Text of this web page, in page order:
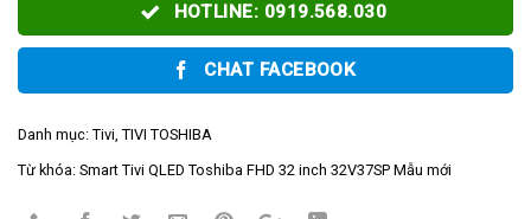
HOTLINE: 0919.568.030
CHAT FACEBOOK
Danh mục: Tivi, TIVI TOSHIBA
Từ khóa: Smart Tivi QLED Toshiba FHD 32 inch 32V37SP Mẫu mới